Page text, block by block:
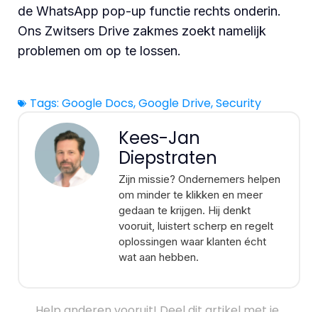
de WhatsApp pop-up functie rechts onderin.
Ons Zwitsers Drive zakmes zoekt namelijk
problemen om op te lossen.
Tags: Google Docs,Google Drive,Security
Kees-Jan
Diepstraten
Zijn missie? Ondernemers helpen
om minder te klikken en meer
gedaan te krijgen. Hij denkt
vooruit, luistert scherp en regelt
oplossingen waar klanten écht
wat aan hebben.